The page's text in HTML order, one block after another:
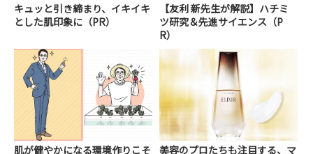
キュッと引き締まり、イキイキ
とした肌印象に（PR）
【友利 新先生が解説】ハチミ
ツ研究＆先進サイエンス（P
R）
肌が健やかになる環境作りこそ
美容のプロたちも注目する、マ